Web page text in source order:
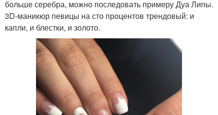
больше серебра, можно последовать примеру Дуа Липы.
3D-маникюр певицы на сто процентов трендовый: и
капли, и блестки, и золото.